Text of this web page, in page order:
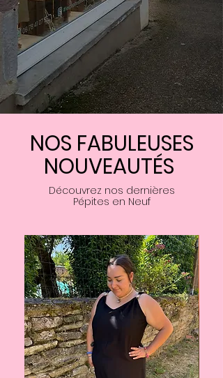
NOS FABULEUSES
NOUVEAUTÉS
Découvrez nos dernières
Pépites en Neuf